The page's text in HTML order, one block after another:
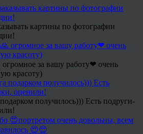
картины по фотографии
огромное за вашу работу❤ очень
красоту)
получилось))) Есть подруги-